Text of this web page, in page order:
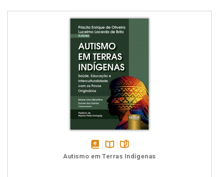
disponível
Disponível
páginas
Autismo em Terras Indígenas